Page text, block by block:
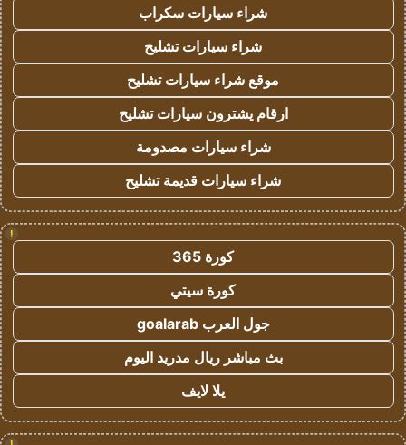
شراء سيارات سكراب
شراء سيارات تشليح
موقع شراء سيارات تشليح
ارقام يشترون سيارات تشليح
شراء سيارات مصدومة
شراء سيارات قديمة تشليح
!
كورة 365
كورة سيتي
جول العرب goalarab
بث مباشر ريال مدريد اليوم
يلا لايف